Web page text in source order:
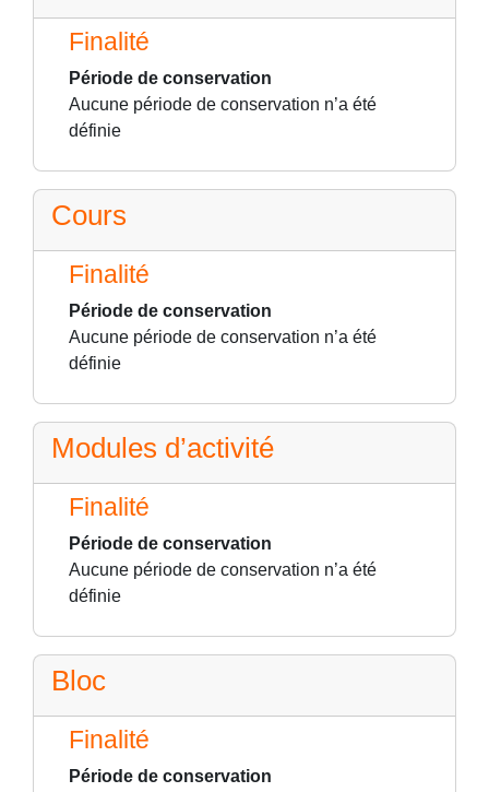
Finalité
Période de conservation
Aucune période de conservation n’a été
définie
Cours
Finalité
Période de conservation
Aucune période de conservation n’a été
définie
Modules d’activité
Finalité
Période de conservation
Aucune période de conservation n’a été
définie
Bloc
Finalité
Période de conservation